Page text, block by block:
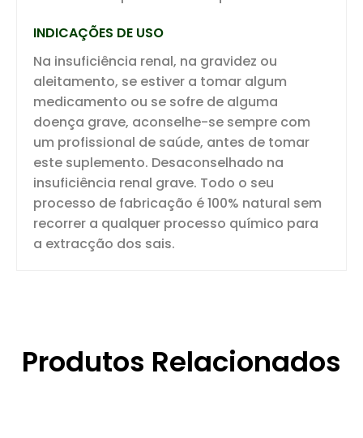
INDICAÇÕES DE USO
Na insuficiência renal, na gravidez ou
aleitamento, se estiver a tomar algum
medicamento ou se sofre de alguma
doença grave, aconselhe-se sempre com
um profissional de saúde, antes de tomar
este suplemento. Desaconselhado na
insuficiência renal grave. Todo o seu
processo de fabricação é 100% natural sem
recorrer a qualquer processo químico para
a extracção dos sais.
Produtos Relacionados